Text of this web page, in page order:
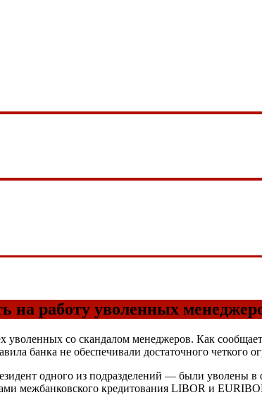
на работу уволенных
со скандалом менеджеров. Как
банка не обеспечивали достаточного четкого
одного из подразделений — были уволены в
межбанковского кредитования LIBOR и